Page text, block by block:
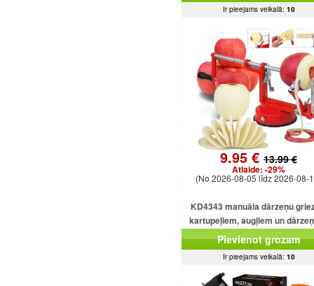
Ir pieejams veikalā: 10
9.95 € 13.99 €
Atlaide: -29%
(No 2026-08-05 līdz 2026-08-
KD4343 manuāla dārzeņu
kartupeļiem, augļiem un
Pievienot grozam
Ir pieejams veikalā: 10